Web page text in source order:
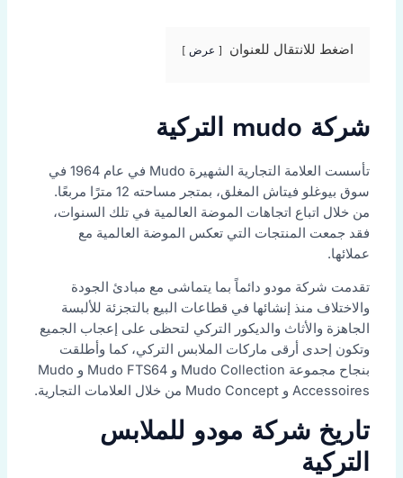
اضغط للانتقال للعنوان عرض
شركة mudo التركية
تأسست العلامة التجارية الشهيرة Mudo في عام 1964 في
سوق بيوغلو فيتاش المغلق، بمتجر مساحته 12 مترًا مربعًا.
من خلال اتباع اتجاهات الموضة العالمية في تلك السنوات،
فقد جمعت المنتجات التي تعكس الموضة العالمية مع
عملائها.
تقدمت شركة مودو دائماً بما يتماشى مع مبادئ الجودة
والاختلاف منذ إنشائها في قطاعات البيع بالتجزئة للألبسة
الجاهزة والأثاث والديكور التركي لتحظى على إعجاب الجميع
وتكون إحدى أرقى ماركات الملابس التركي، كما وأطلقت
بنجاح مجموعة Mudo Collection و Mudo FTS64 و Mudo
Accessoires و Mudo Concept من خلال العلامات التجارية.
تاريخ شركة مودو للملابس
التركية